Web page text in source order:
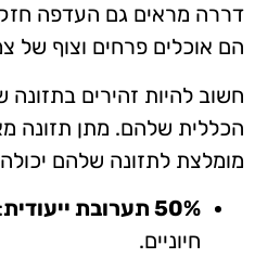
דררה מראים גם העדפה
הם אוכלים פרחים וצוף של
חשוב להיות זהירים
הכללית שלהם. מתן תזונה
מומלצת לתזונה שלהם
50% תערובת ייעודית
חיוניים.